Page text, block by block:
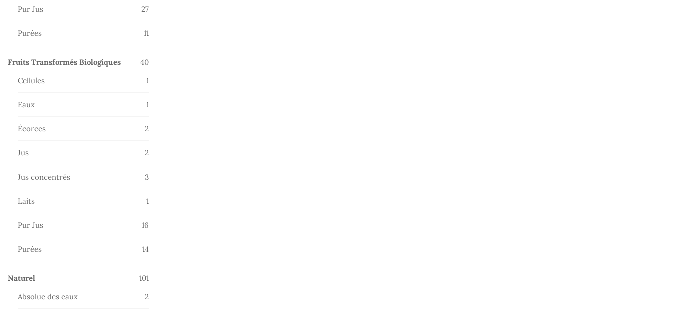
Pur Jus
2727
Purées
11
Fruits Transformés Biologiques
4040
Cellules 1
Eaux
1
Écorces
2
Jus
2
Jus concentrés
33
Laits
1
Pur Jus
16
Purées
1414
Naturel
101
Absolue des eaux 2